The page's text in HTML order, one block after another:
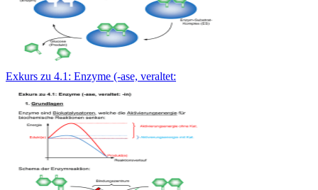
Exkurs zu 4.1: Enzyme (-ase, veraltet: